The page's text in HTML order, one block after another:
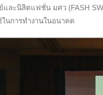
และนิสิตแฟชั่น มศว (FASH
นการทำงานในอนาคต